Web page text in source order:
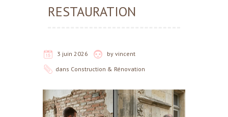
RESTAURATION
3 juin 2026 by vincent
dans Construction & Rénovation